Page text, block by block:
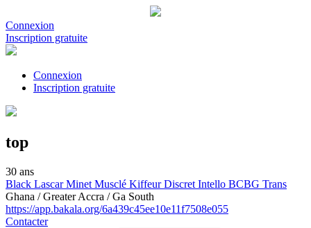
Connexion
Inscription gratuite
Connexion
Inscription gratuite
top
30 ans
Black LascarMinet Musclé KiffeurDiscret Intello BCBG Trans
Ghana / Greater Accra / Ga South
https://app.bakala.org/6a439c45ee10e11f7508e055
Contacter